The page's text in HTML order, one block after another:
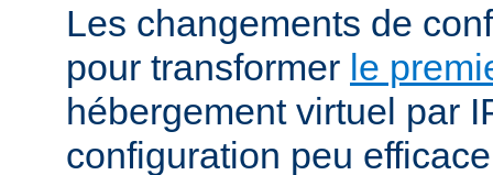
Les changements de
pour transformer le
hébergement virtuel par
configuration peu